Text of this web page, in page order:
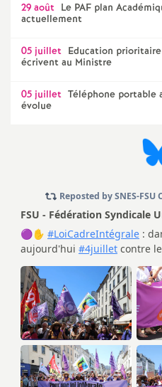
29 août Le PAF plan
actuellement
05 juillet Education
écrivent au Ministre
05 juillet Téléphone portable
évolue